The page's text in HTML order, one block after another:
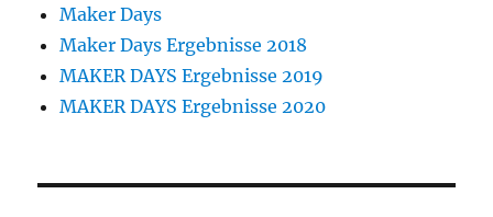
Maker Days
Maker Days Ergebnisse 2018
MAKER DAYS Ergebnisse 2019
MAKER DAYS Ergebnisse 2020